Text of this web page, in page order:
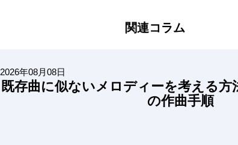
関連コラム
2026年08月08日
既存曲に似ないメロディーを考える方
の作曲手順